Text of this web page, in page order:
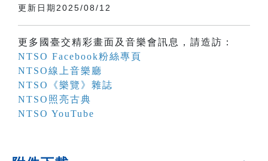
更新日期2025/08/12
更多國臺交精彩畫面及音樂會訊息，請造訪：
NTSO Facebook粉絲專頁
NTSO線上音樂廳
NTSO《樂覽》雜誌
NTSO照亮古典
NTSO YouTube